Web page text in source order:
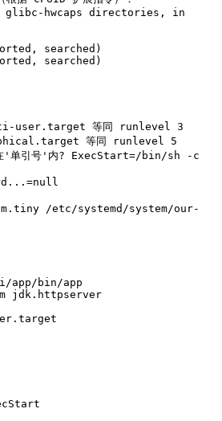
glibc-hwcaps directories, in
searched)
app/bin/app
jdk.httpserver